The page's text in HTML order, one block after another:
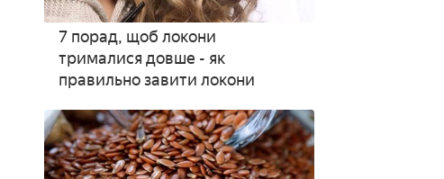
7 порад, щоб локони
трималися довше - як
правильно завити локони